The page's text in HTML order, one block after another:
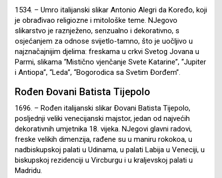
1534. – Umro italijanski slikar Antonio Alegri da Koređo, koji
je obrađivao religiozne i mitološke teme. NJegovo
slikarstvo je raznježeno, senzualno i dekorativno, s
osjećanjem za odnose svijetlo-tamno, što je uočljivo u
najznačajnijim djelima: freskama u crkvi Svetog Jovana u
Parmi, slikama “Mistično vjenčanje Svete Katarine”, “Jupiter
i Antiopa”, “Leda”, “Bogorodica sa Svetim Đorđem”.
Rođen Đovani Batista Tijepolo
1696. – Rođen italijanski slikar Đovani Batista Tijepolo,
posljednji veliki venecijanski majstor, jedan od najvećih
dekorativnih umjetnika 18. vijeka. NJegovi glavni radovi,
freske velikih dimenzija, rađene su u maniru rokokoa, u
nadbiskupskoj palati u Udinama, u palati Labija u Veneciji, u
biskupskoj rezidenciji u Vircburgu i u kraljevskoj palati u
Madridu.